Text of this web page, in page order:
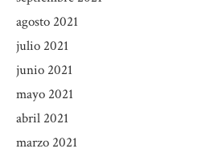
agosto 2021
julio 2021
junio 2021
mayo 2021
abril 2021
marzo 2021